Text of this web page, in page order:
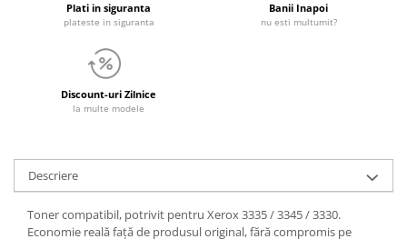
Plati in siguranta
plateste in siguranta
Banii Inapoi
nu esti multumit?
Discount-uri Zilnice
la multe modele
Descriere
Toner compatibil, potrivit pentru Xerox 3335 / 3345 / 3330.
Economie reală față de produsul original, fără compromis pe